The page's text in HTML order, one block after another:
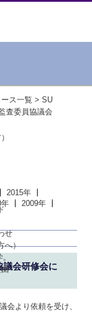
せ
へ）
ス一覧 > SU
査委員協議会
2015年
2009年
議会研修会に
会より依頼を受け、